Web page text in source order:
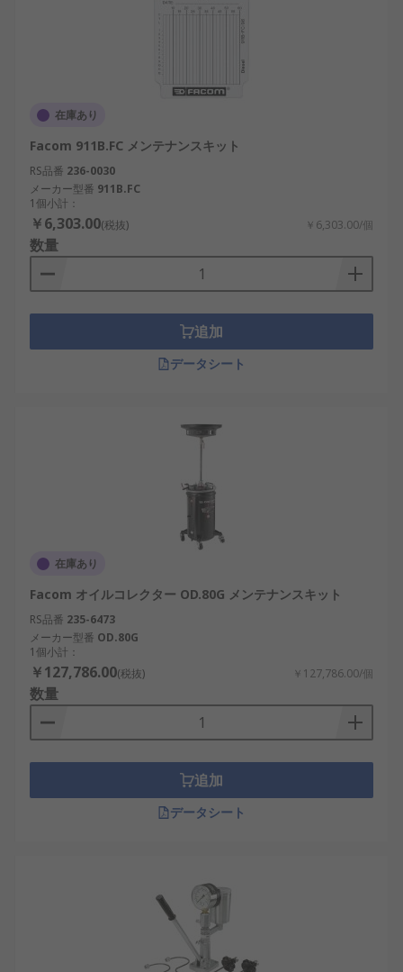
在庫あり
Facom 911B.FC メンテナンスキット
RS品番 236-0030
メーカー型番 911B.FC
1個小計：
￥6,303.00(税抜) ￥6,303.00/個
数量
追加
データシート
在庫あり
Facom オイルコレクター OD.80G メンテナンスキット
RS品番 235-6473
メーカー型番 OD.80G
1個小計：
￥127,786.00(税抜) ￥127,786.00/個
数量
追加
データシート